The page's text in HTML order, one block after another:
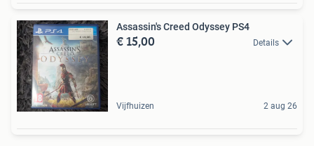
Assassin's Creed Odyssey PS4
€ 15,00 Details
Vijfhuizen 2 aug 26